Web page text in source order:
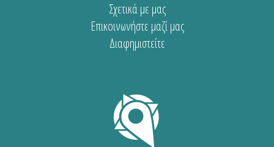
Σχετικά με μας
Επικοινωνήστε μαζί μας
Διαφημιστείτε